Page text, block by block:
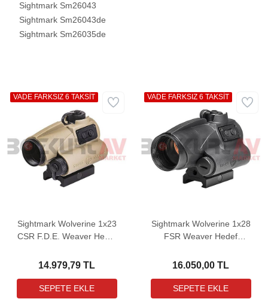
Sightmark Sm26043
Sightmark Sm26043de
Sightmark Sm26035de
Sightmark Wolverine 1x23
CSR F.D.E. Weaver Hedef
14.979,79 TL
VADE FARKSIZ 6 TAKSİT
Sightmark Wolverine 1x28
FSR Weaver Hedef
16.050,00 TL
VADE FARKSIZ 6 TAKSİT